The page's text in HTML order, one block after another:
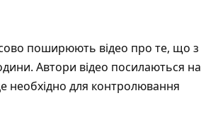
поширюють відео про те, що з
Автори відео посилаються на
необхідно для контролювання